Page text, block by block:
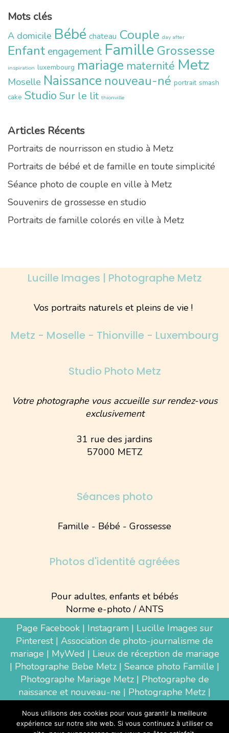
Mots clés
A domicile Bébé chateau Couple day after
Enfant engagement Famille Grossesse
inspiration luxembourg mariage maternité Metz
Moselle Naissance nouveau-né portrait smash
cake Studio Sur le lit thionville
Articles Récents
Portraits de nourrisson en studio à Metz
Portraits de bébé et de famille en toute simplicité
Séance photo de couple en ville à Metz
Souvenirs de grossesse en studio
Portraits de famille colorés en ville à Metz
Lucille Images | Photographe Metz
Vos portraits naturels et pleins de vie !
Metz - Moselle - Thionville - Luxembourg
Studio Photo Metz
Votre photographe vous accueille sur rendez-vous
exclusivement
31 rue des jardins
57000 METZ
Séances photo
Famille - Bébé - Grossesse
Photos d'identité agréées
Pour adultes, enfants et bébés
Norme e-photo / ANTS
Page Facebook| Instagram| Lucille Images sur
Pinterest| Association de photo-journalisme de
mariage | MyWed | Lieux de réception de mariage
| Photographe Bebe Metz | Seance photo Famille |
Photographe Mariage Metz| Photographe de
naissance et nouveau-ne | Photographe Metz |
Luxembourg|Photographe Thionville|
Photographe d'entreprise Metz
Nous utilisons des cookies pour vous garantir la meilleure
expérience sur notre site web. Si vous continuez à utiliser ce